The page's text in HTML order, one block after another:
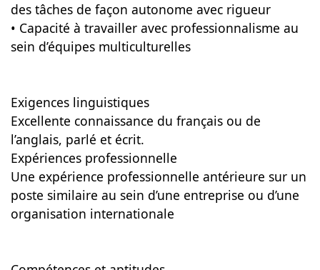
des tâches de façon autonome avec rigueur
• Capacité à travailler avec professionnalisme au
sein d’équipes multiculturelles
Exigences linguistiques
Excellente connaissance du français ou de
l’anglais, parlé et écrit.
Expériences professionnelle
Une expérience professionnelle antérieure sur un
poste similaire au sein d’une entreprise ou d’une
organisation internationale